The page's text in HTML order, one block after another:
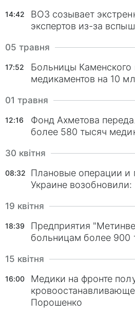
14:42
ВОЗ созывает
экспертов из-за
05 травня
17:52
Больницы Каменского
медикаментов на 10
01 травня
12:16
Фонд Ахметова
более 580 тысяч
30 квітня
08:32
Плановые операции и
Украине возобновили:
19 квітня
18:39
Предприятия
больницам более 900
15 квітня
16:00
Медики на фронте
Порошенко